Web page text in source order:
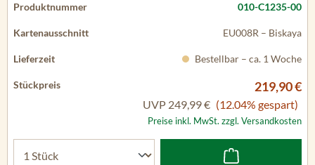
010-C1235-00
EU008R – Biskaya
Bestellbar – ca. 1 Woche
219,90 €
UVP 249,99 € (12.04% gespart)
Preise inkl. MwSt. zzgl. Versandkosten